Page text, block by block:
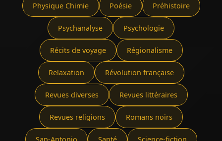
Physique Chimie Poésie Préhistoire
Psychanalyse Psychologie
Récits de voyage Régionalisme
Relaxation Révolution française
Revues diverses Revues littéraires
Revues religions Romans noirs
San-Antonio Santé Science-fiction